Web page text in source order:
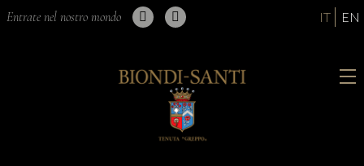
Entrate nel nostro mondo IT EN